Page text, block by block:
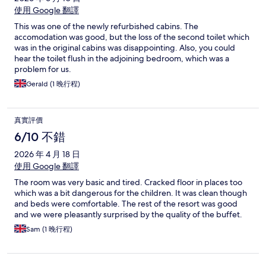
使用 Google 翻譯
This was one of the newly refurbished cabins. The
accomodation was good, but the loss of the second toilet which
was in the original cabins was disappointing. Also, you could
hear the toilet flush in the adjoining bedroom, which was a
problem for us.
Gerald (1 晚行程)
真實評價
6/10 不錯
2026 年 4 月 18 日
使用 Google 翻譯
The room was very basic and tired. Cracked floor in places too
which was a bit dangerous for the children. It was clean though
and beds were comfortable. The rest of the resort was good
and we were pleasantly surprised by the quality of the buffet.
Sam (1 晚行程)